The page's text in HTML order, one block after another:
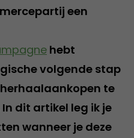
een
hebt
volgende stap
te
dit artikel leg ik je
wanneer je deze